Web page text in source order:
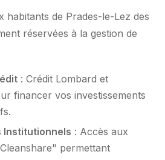
habitants de Prades-le-Lez des
réservées à la gestion de
: Crédit Lombard et
financer vos investissements
Institutionnels : Accès aux
permettant